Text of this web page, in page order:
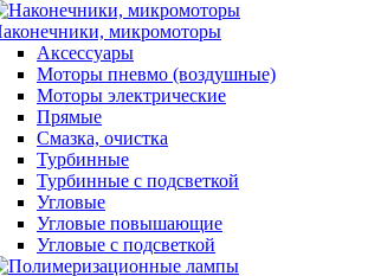
микромоторы
Аксессуары
Моторы пневмо (воздушные)
Моторы электрические
Прямые
Смазка, очистка
Турбинные
Турбинные с подсветкой
Угловые
Угловые повышающие
Угловые с подсветкой